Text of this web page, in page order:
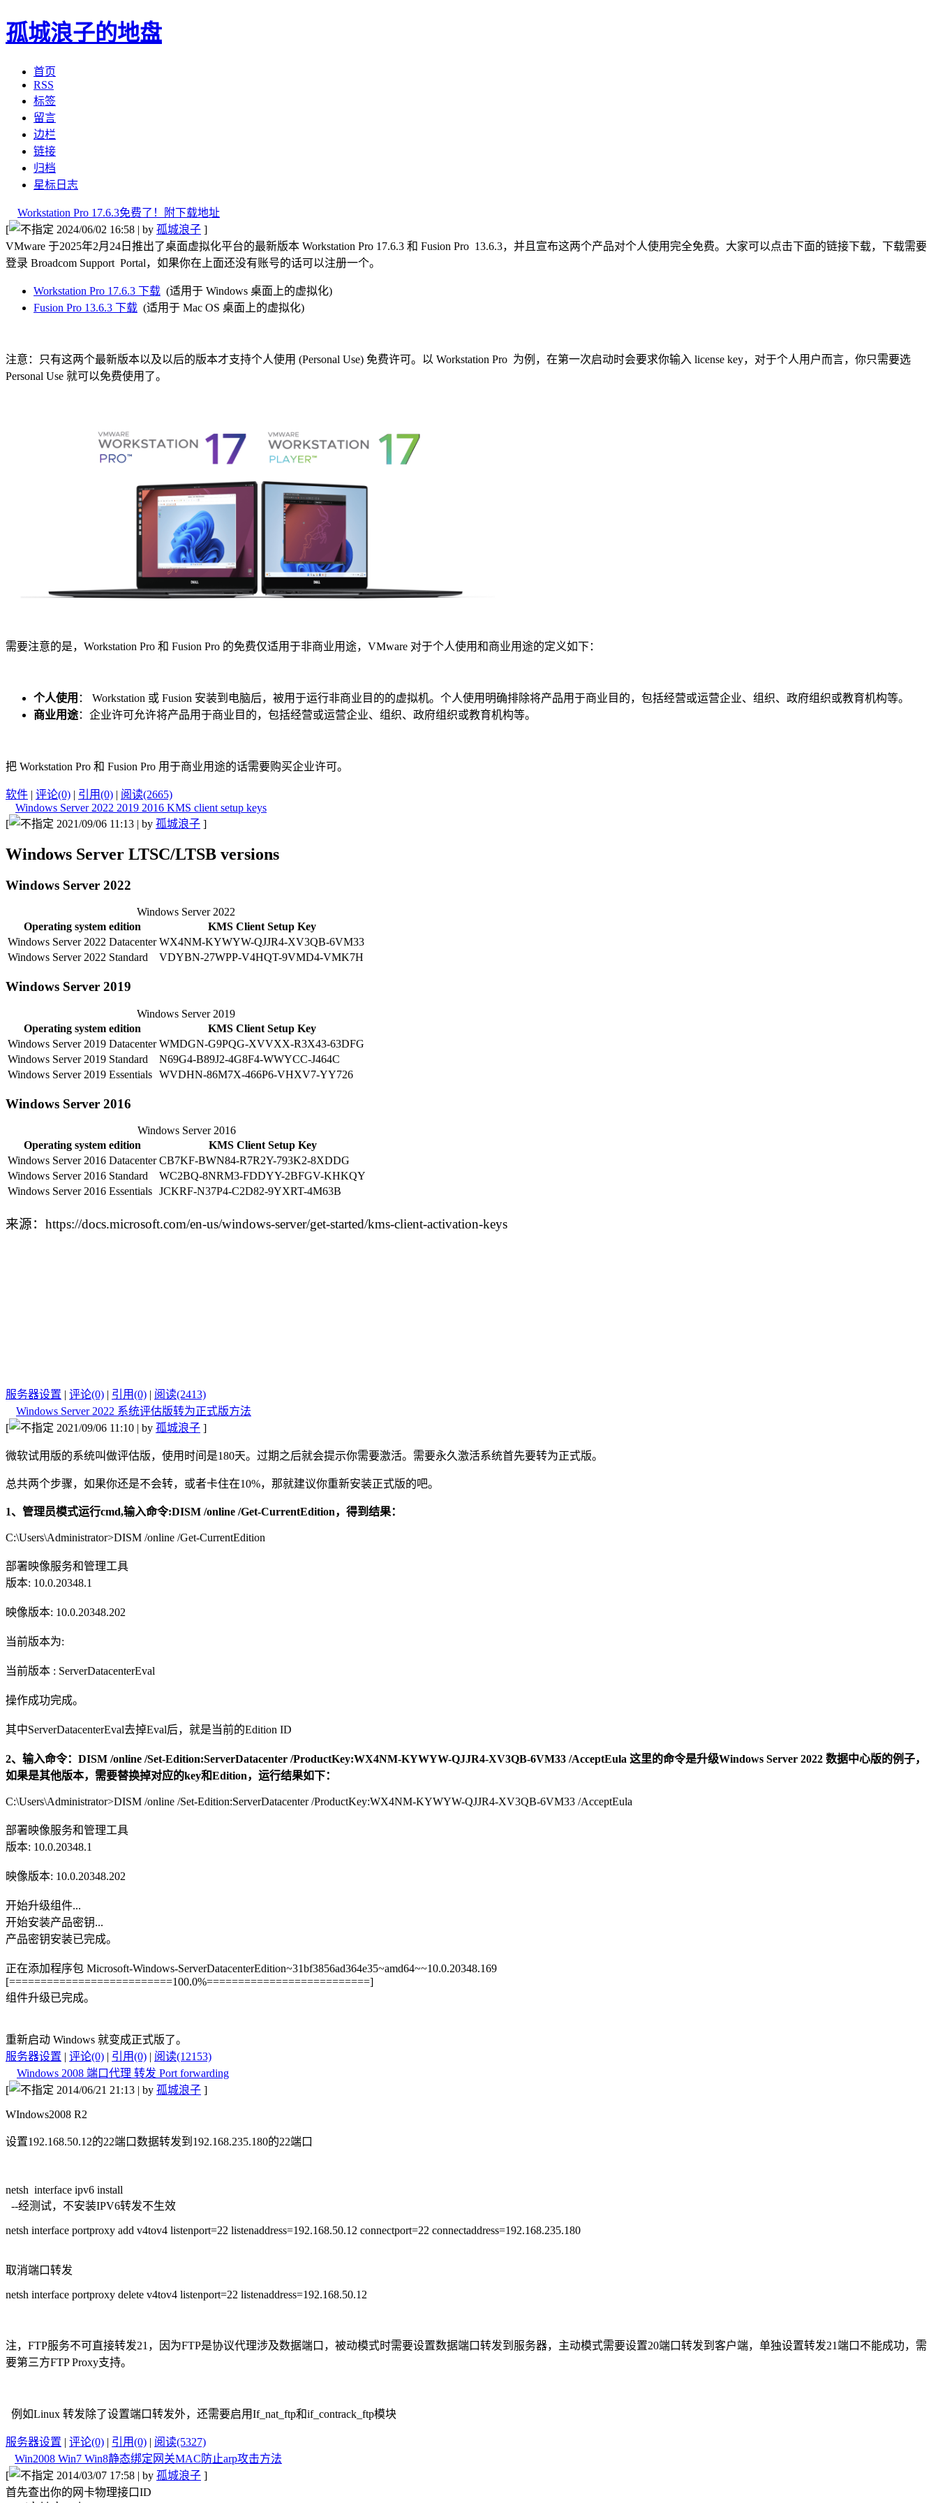
孤城浪子的地盘
首页
RSS
标签
留言
边栏
链接
归档
星标日志
Workstation Pro 17.6.3免费了！附下载地址
[
2024/06/02 16:58 | by 孤城浪子 ]
VMware 于2025年2月24日推出了桌面虚拟化平台的最新版本 Workstation Pro 17.6.3 和 Fusion Pro 13.6.3，并且宣布这两个产品对个人使用完全免费。大家可以点击下面的链接下载，下载需要
登录 Broadcom Support Portal，如果你在上面还没有账号的话可以注册一个。
Workstation Pro 17.6.3 下载 (适用于 Windows 桌面上的虚拟化)
Fusion Pro 13.6.3 下载 (适用于 Mac OS 桌面上的虚拟化)
注意：只有这两个最新版本以及以后的版本才支持个人使用 (Personal Use) 免费许可。以 Workstation Pro 为例，在第一次启动时会要求你输入 license key，对于个人用户而言，你只需要选
Personal Use 就可以免费使用了。
需要注意的是，Workstation Pro 和 Fusion Pro 的免费仅适用于非商业用途，VMware 对于个人使用和商业用途的定义如下：
个人使用 ： Workstation 或 Fusion 安装到电脑后，被用于运行非商业目的的虚拟机。个人使用明确排除将产品用于商业目的，包括经营或运营企业、组织、政府组织或教育机构等。
商业用途：企业许可允许将产品用于商业目的，包括经营或运营企业、组织、政府组织或教育机构等。
把 Workstation Pro 和 Fusion Pro 用于商业用途的话需要购买企业许可。
软件 | 评论(0) | 引用(0) | 阅读(2665)
Windows Server 2022 2019 2016 KMS client setup keys
[
2021/09/06 11:13 | by 孤城浪子 ]
Windows Server LTSC/LTSB versions
Windows Server 2022
Windows Server 2022
Operating system edition
KMS Client Setup Key
Windows Server 2022 Datacenter WX4NM-KYWYW-QJJR4-XV3QB-6VM33
Windows Server 2022 Standard
VDYBN-27WPP-V4HQT-9VMD4-VMK7H
Windows Server 2019
Windows Server 2019
Operating system edition
KMS Client Setup Key
Windows Server 2019 Datacenter WMDGN-G9PQG-XVVXX-R3X43-63DFG
Windows Server 2019 Standard
N69G4-B89J2-4G8F4-WWYCC-J464C
Windows Server 2019 Essentials WVDHN-86M7X-466P6-VHXV7-YY726
Windows Server 2016
Windows Server 2016
Operating system edition
KMS Client Setup Key
Windows Server 2016 Datacenter CB7KF-BWN84-R7R2Y-793K2-8XDDG
Windows Server 2016 Standard
WC2BQ-8NRM3-FDDYY-2BFGV-KHKQY
Windows Server 2016 Essentials JCKRF-N37P4-C2D82-9YXRT-4M63B
来源：https://docs.microsoft.com/en-us/windows-server/get-started/kms-client-activation-keys
服务器设置 | 评论(0) | 引用(0) | 阅读(2413)
Windows Server 2022 系统评估版转为正式版方法
[
2021/09/06 11:10 | by 孤城浪子 ]
微软试用版的系统叫做评估版，使用时间是180天。过期之后就会提示你需要激活。需要永久激活系统首先要转为正式版。
总共两个步骤，如果你还是不会转，或者卡住在10%，那就建议你重新安装正式版的吧。
1、管理员模式运行cmd,输入命令:DISM /online /Get-CurrentEdition，得到结果：
C:\Users\Administrator>DISM /online /Get-CurrentEdition
部署映像服务和管理工具
版本: 10.0.20348.1
映像版本: 10.0.20348.202
当前版本为:
当前版本 : ServerDatacenterEval
操作成功完成。
其中ServerDatacenterEval去掉Eval后，就是当前的Edition ID
2、输入命令： DISM /online /Set-Edition:ServerDatacenter /ProductKey:WX4NM-KYWYW-QJJR4-XV3QB-6VM33 /AcceptEula 这里的命令是升级Windows Server 2022 数据中心版的例子，
如果是其他版本，需要替换掉对应的key和Edition，运行结果如下：
C:\Users\Administrator>DISM /online /Set-Edition:ServerDatacenter /ProductKey:WX4NM-KYWYW-QJJR4-XV3QB-6VM33 /AcceptEula
部署映像服务和管理工具
版本: 10.0.20348.1
映像版本: 10.0.20348.202
开始升级组件...
开始安装产品密钥...
产品密钥安装已完成。
正在添加程序包 Microsoft-Windows-ServerDatacenterEdition~31bf3856ad364e35~amd64~~10.0.20348.169
[==========================100.0%==========================]
组件升级已完成。
重新启动 Windows 就变成正式版了。
服务器设置 | 评论(0) | 引用(0) | 阅读(12153)
Windows 2008 端口代理 转发 Port forwarding
[
2014/06/21 21:13 | by 孤城浪子 ]
WIndows2008 R2
设置192.168.50.12的22端口数据转发到192.168.235.180的22端口
netsh interface ipv6 install
--经测试，不安装IPV6转发不生效
netsh interface portproxy add v4tov4 listenport=22 listenaddress=192.168.50.12 connectport=22 connectaddress=192.168.235.180
取消端口转发
netsh interface portproxy delete v4tov4 listenport=22 listenaddress=192.168.50.12
注，FTP服务不可直接转发21，因为FTP是协议代理涉及数据端口，被动模式时需要设置数据端口转发到服务器，主动模式需要设置20端口转发到客户端，单独设置转发21端口不能成功，需
要第三方FTP Proxy支持。
例如Linux 转发除了设置端口转发外，还需要启用If_nat_ftp和if_contrack_ftp模块
服务器设置 | 评论(0) | 引用(0) | 阅读(5327)
Win2008 Win7 Win8静态绑定网关MAC防止arp攻击方法
[
2014/03/07 17:58 | by 孤城浪子 ]
首先查出你的网卡物理接口ID